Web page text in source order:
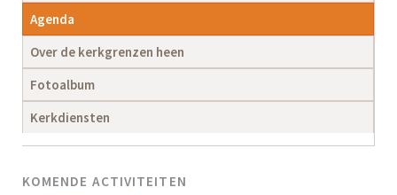
Agenda
Over de kerkgrenzen heen
Fotoalbum
Kerkdiensten
KOMENDE ACTIVITEITEN